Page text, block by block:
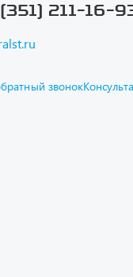
211-16-
звонок